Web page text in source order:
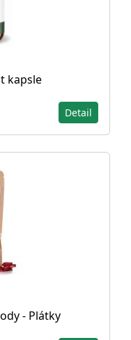
kapsle
Detail
- Plátky